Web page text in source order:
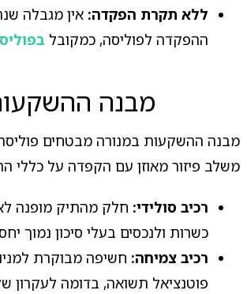
ללא תקרת הפקדה: אין מגבלה
ההפקדה לפוליסה, כמקובל
מבנה
מבנה ההשקעות במנורה מבטחים
משלב פיזור מאוזן עם הקפדה על כללי
רכיב סולידי: חלק מהתיק מופנה
כשרות ולנכסים בעלי סיכון נמוך
רכיב צמיחה: חשיפה מבוקרת
פוטנציאל תשואה, בדומה לעקרון